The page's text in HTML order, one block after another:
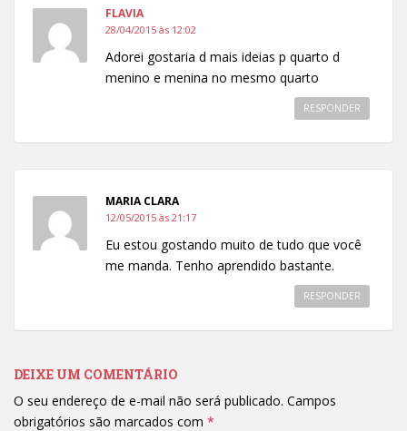
FLAVIA
28/04/2015 às 12:02
Adorei gostaria d mais ideias p quarto d
menino e menina no mesmo quarto
RESPONDER
MARIA CLARA
12/05/2015 às 21:17
Eu estou gostando muito de tudo que você
me manda. Tenho aprendido bastante.
RESPONDER
DEIXE UM COMENTÁRIO
O seu endereço de e-mail não será publicado. Campos
obrigatórios são marcados com *